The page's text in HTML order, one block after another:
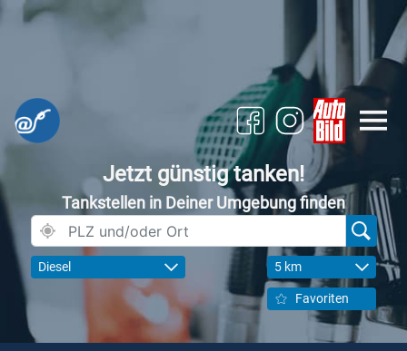
Jetzt günstig tanken!
Tankstellen in Deiner Umgebung finden
Diesel 5 km
Favoriten